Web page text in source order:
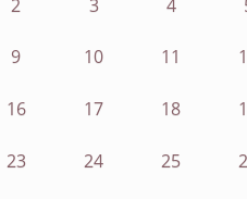
2 3 4
9 10 11
16 17 18
23 24 25